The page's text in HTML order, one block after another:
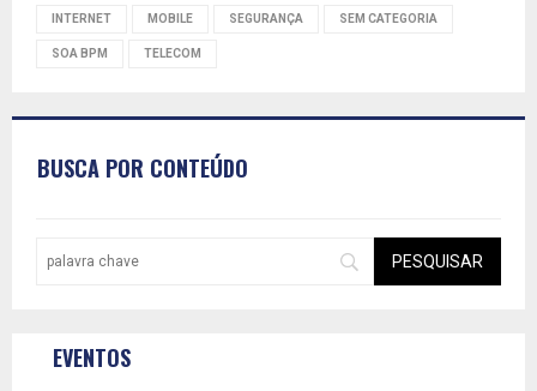
INTERNET MOBILE SEGURANÇA SEM CATEGORIA
SOA BPM TELECOM
BUSCA POR CONTEÚDO
EVENTOS